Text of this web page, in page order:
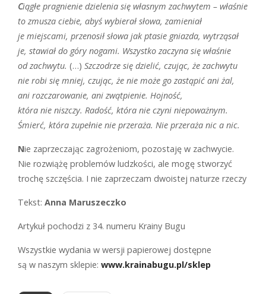
Ciągłe pragnienie dzielenia się własnym zachwytem – właśnie
to zmusza ciebie, abyś wybierał słowa, zamieniał
je miejscami, przenosił słowa jak ptasie gniazda, wytrząsał
je, stawiał do góry nogami. Wszystko zaczyna się właśnie
od zachwytu. (…) Szczodrze się dzielić, czując, że zachwytu
nie robi się mniej, czując, że nie może go zastąpić ani żal,
ani rozczarowanie, ani zwątpienie. Hojność,
która nie niszczy. Radość, która nie czyni niepoważnym.
Śmierć, która zupełnie nie przeraża. Nie przeraża nic a nic.
Nie zaprzeczając zagrożeniom, pozostaję w zachwycie.
Nie rozwiążę problemów ludzkości, ale mogę stworzyć
trochę szczęścia. I nie zaprzeczam dwoistej naturze rzeczy
Tekst: Anna Maruszeczko
Artykuł pochodzi z 34. numeru Krainy Bugu
Wszystkie wydania w wersji papierowej dostępne
są w naszym sklepie: www.krainabugu.pl/sklep